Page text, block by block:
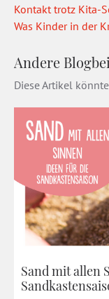
Kontakt trotz Kita-
Was Kinder in der
Andere
Diese Artikel
Sand mit allen